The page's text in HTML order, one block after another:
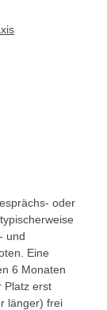
oder
und
Eine
6 Monaten
Platz erst
länger) frei